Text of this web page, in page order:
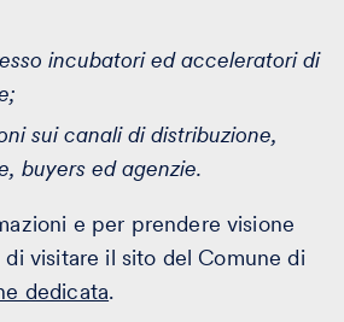
incubatori ed acceleratori di
sui canali di distribuzione,
buyers ed agenzie.
e per prendere visione
visitare il sito del Comune di
dedicata.